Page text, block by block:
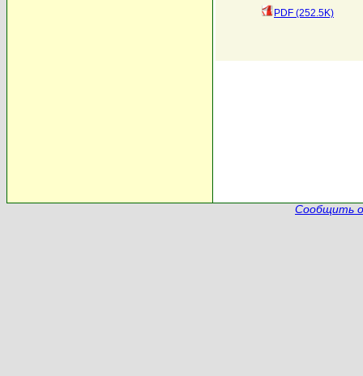
PDF (252.5K)
Сообщить о